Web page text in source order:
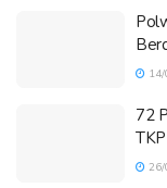
72
TKP